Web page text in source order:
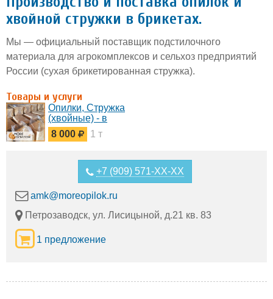
хвойной стружки в брикетах.
Мы — официальный поставщик подстилочного
материала для агрокомплексов и сельхоз предприятий
России (сухая брикетированная стружка).
Товары и услуги
Опилки, Стружка
(хвойные) - в
брикетах (опт от
производителя) -
предприятий с
ДОСТАВКОЙ в
ваш регион.
8 000 1 т
+7 (909) 571-XX-XX
amk@moreopilok.ru
Петрозаводск, ул. Лисицыной, д.21 кв. 83
1 предложение